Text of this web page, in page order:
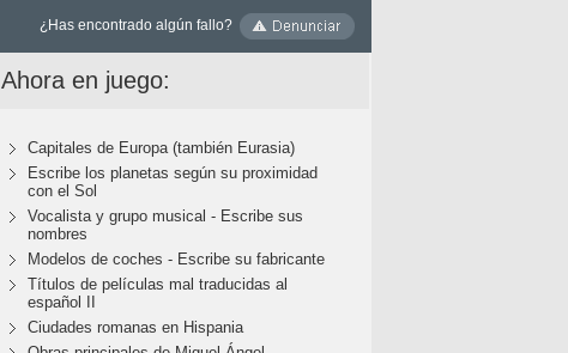
¿Has encontrado algún fallo?
Ahora en juego:
Capitales de Europa (también Eurasia)
Escribe los planetas según su proximidad
con el Sol
Vocalista y grupo musical - Escribe sus
nombres
Modelos de coches - Escribe su fabricante
Títulos de películas mal traducidas al
español II
Ciudades romanas en Hispania